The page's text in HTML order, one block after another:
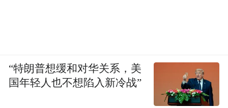
“特朗普想缓和对华关系，美
国年轻人也不想陷入新冷战”